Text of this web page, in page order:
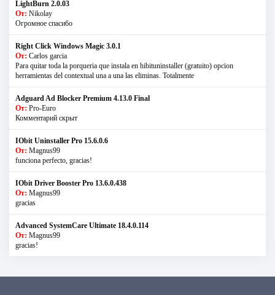
LightBurn 2.0.03
От: Nikolay
Огромное спасибо
Right Click Windows Magic 3.0.1
От: Carlos garcia
Para quitar toda la porqueria que instala en hibituninstaller (gratuito) opcion
herramientas del contextual una a una las eliminas. Totalmente
Adguard Ad Blocker Premium 4.13.0 Final
От: Pro-Euro
Комментарий скрыт
IObit Uninstaller Pro 15.6.0.6
От: Magnus99
funciona perfecto, gracias!
IObit Driver Booster Pro 13.6.0.438
От: Magnus99
gracias
Advanced SystemCare Ultimate 18.4.0.114
От: Magnus99
gracias!